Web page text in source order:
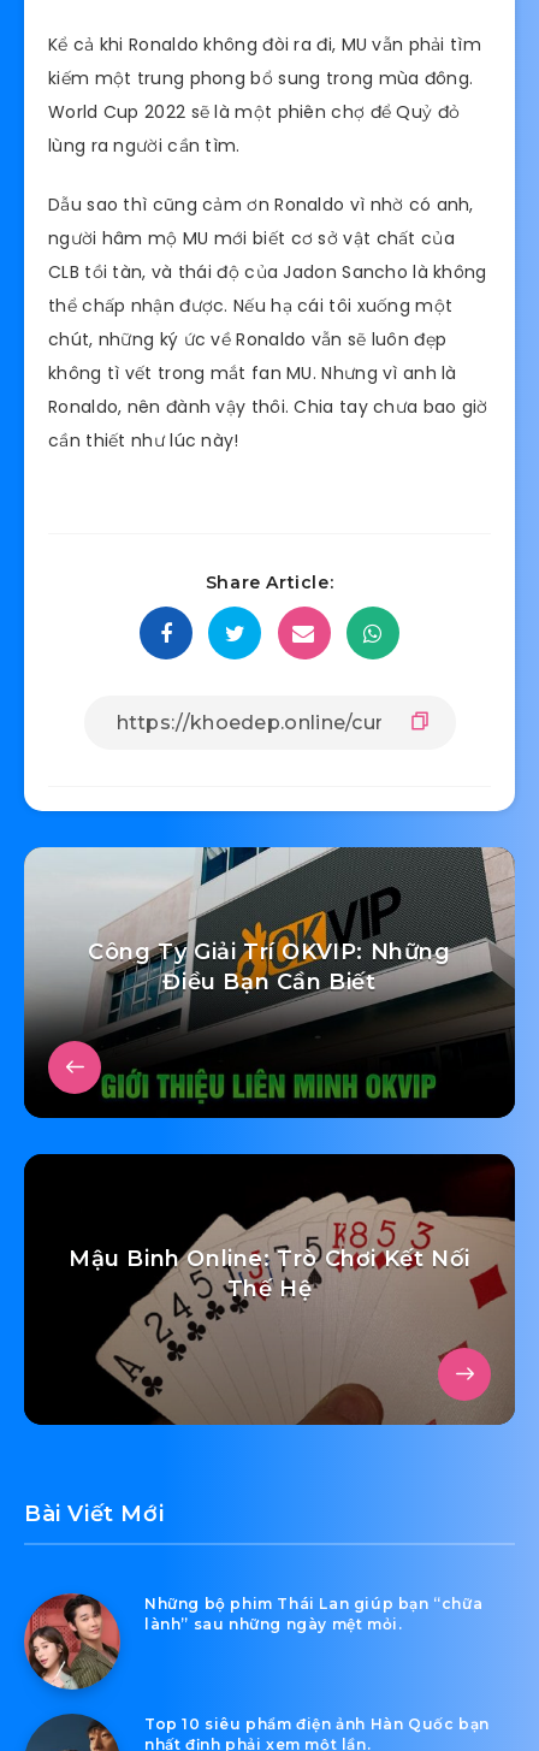
Kể cả khi Ronaldo không đòi ra đi, MU vẫn phải tìm
kiếm một trung phong bổ sung trong mùa đông.
World Cup 2022 sẽ là một phiên chợ để Quỷ đỏ
lùng ra người cần tìm.
Dẫu sao thì cũng cảm ơn Ronaldo vì nhờ có anh,
người hâm mộ MU mới biết cơ sở vật chất của
CLB tồi tàn, và thái độ của Jadon Sancho là không
thể chấp nhận được. Nếu hạ cái tôi xuống một
chút, những ký ức về Ronaldo vẫn sẽ luôn đẹp
không tì vết trong mắt fan MU. Nhưng vì anh là
Ronaldo, nên đành vậy thôi. Chia tay chưa bao giờ
cần thiết như lúc này!
Share Article:
Công Ty Giải Trí OKVIP: Những
Điều Bạn Cần Biết
Mậu Binh Online: Trò Chơi Kết Nối
Thế Hệ
Bài Viết Mới
Những bộ phim Thái Lan giúp bạn “chữa
lành” sau những ngày mệt mỏi.
Top 10 siêu phẩm điện ảnh Hàn Quốc bạn
nhất định phải xem một lần.